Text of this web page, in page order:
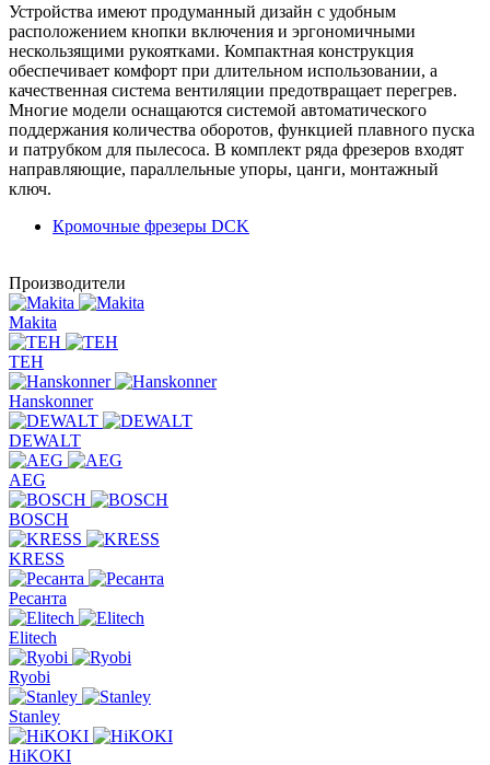
Устройства имеют продуманный дизайн с удобным
расположением кнопки включения и эргономичными
нескользящими рукоятками. Компактная конструкция
обеспечивает комфорт при длительном использовании, а
качественная система вентиляции предотвращает перегрев.
Многие модели оснащаются системой автоматического
поддержания количества оборотов, функцией плавного пуска
и патрубком для пылесоса. В комплект ряда фрезеров входят
направляющие, параллельные упоры, цанги, монтажный
ключ.
Кромочные фрезеры DCK
Производители
Makita
TEH
Hanskonner
DEWALT
AEG
BOSCH
KRESS
Ресанта
Elitech
Ryobi
Stanley
HiKOKI